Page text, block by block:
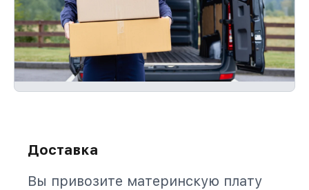
Доставка
Вы привозите материнскую плату